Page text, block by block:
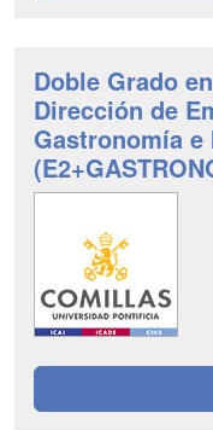
Doble Grado
Dirección de
Gastronomía